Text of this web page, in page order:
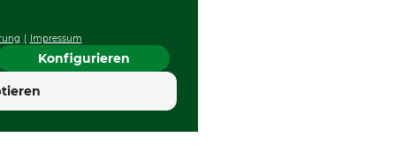
Impressum
Konfigurieren